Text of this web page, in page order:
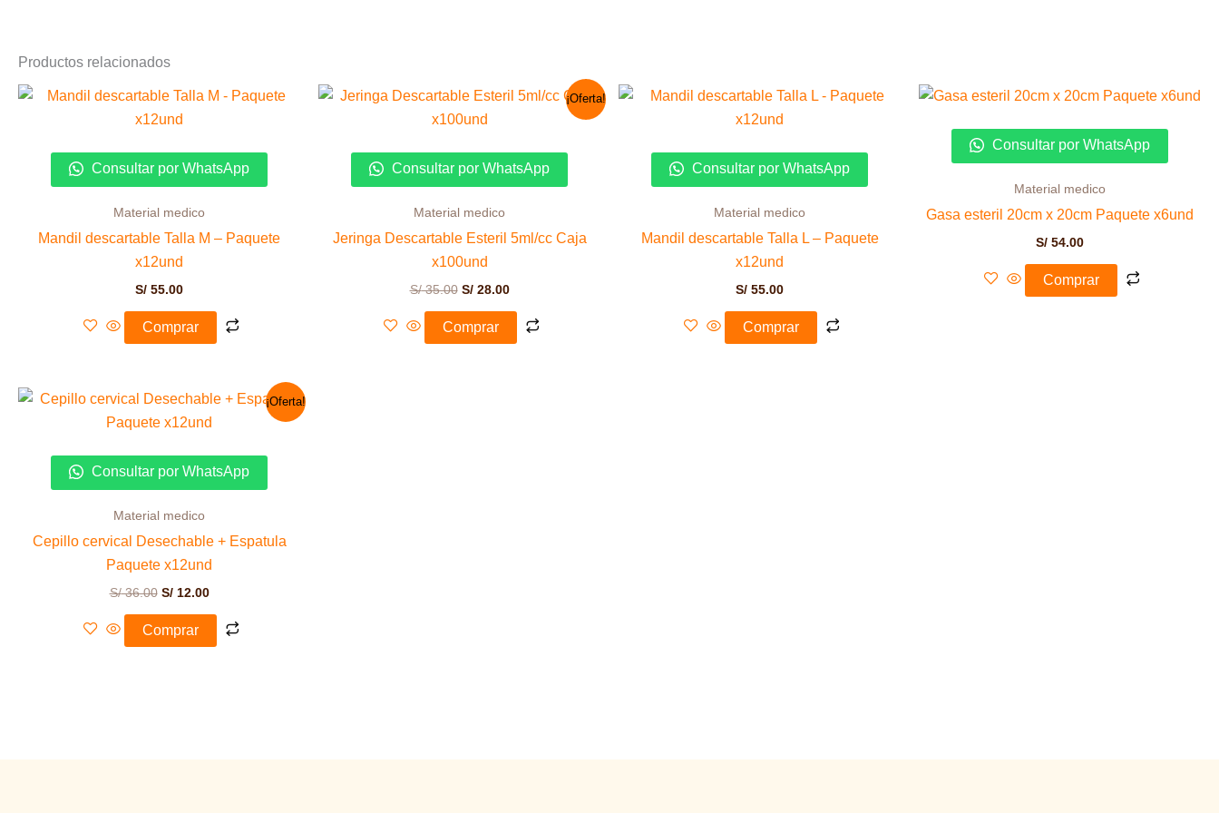
Productos relacionados
Consultar por WhatsApp
Material medico
Mandil descartable Talla M – Paquete
x12und
S/ 55.00
Comprar
¡Oferta!
Consultar por WhatsApp
Material medico
Jeringa Descartable Esteril 5ml/cc Caja
x100und
S/35.00
El
original
S/ 35.00.
S/28.00
El
S/ 28.00.
Comprar
Consultar por WhatsApp
Material medico
Mandil descartable Talla L – Paquete
x12und
S/ 55.00
Comprar
Consultar por WhatsApp
Material medico
Gasa esteril 20cm x 20cm Paquete x6und
S/ 54.00
Comprar
¡Oferta!
Consultar por WhatsApp
Material medico
Cepillo cervical Desechable + Espatula
Paquete x12und
S/36.00
El
original
S/ 36.00.
S/12.00
El
actual
S/ 12.00.
Comprar